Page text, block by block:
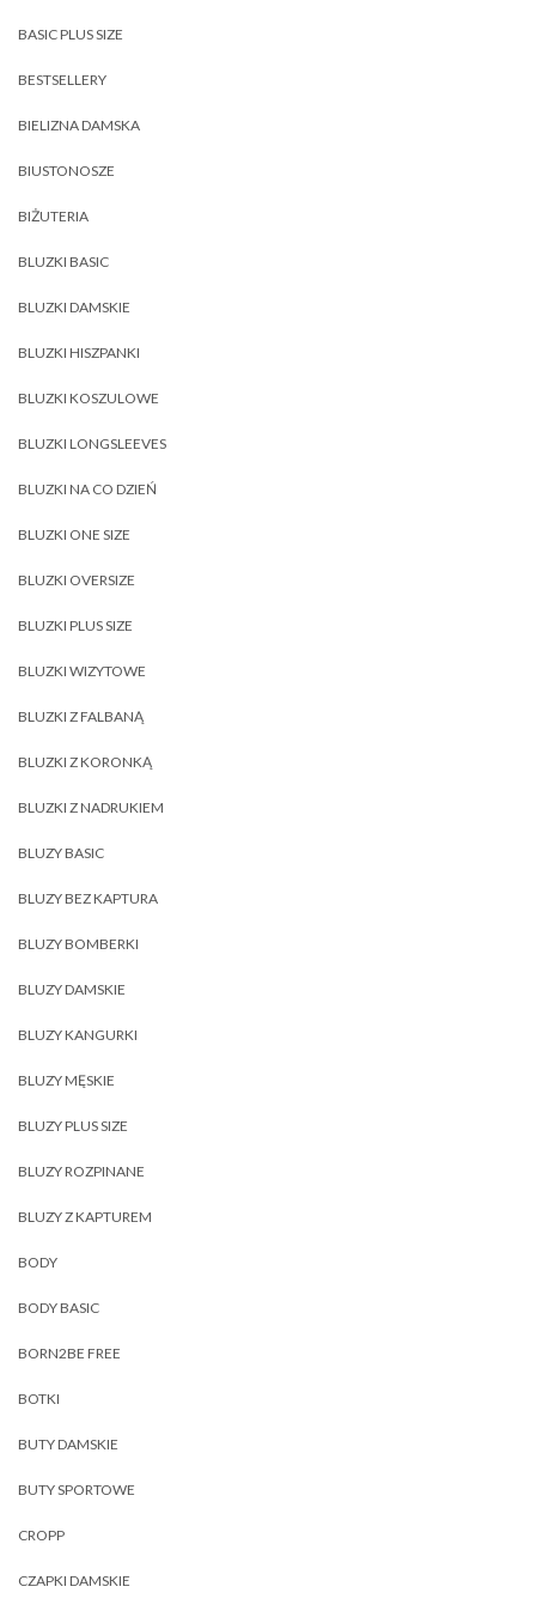
BASIC PLUS SIZE
BESTSELLERY
BIELIZNA DAMSKA
BIUSTONOSZE
BIŻUTERIA
BLUZKI BASIC
BLUZKI DAMSKIE
BLUZKI HISZPANKI
BLUZKI KOSZULOWE
BLUZKI LONGSLEEVES
BLUZKI NA CO DZIEŃ
BLUZKI ONE SIZE
BLUZKI OVERSIZE
BLUZKI PLUS SIZE
BLUZKI WIZYTOWE
BLUZKI Z FALBANĄ
BLUZKI Z KORONKĄ
BLUZKI Z NADRUKIEM
BLUZY BASIC
BLUZY BEZ KAPTURA
BLUZY BOMBERKI
BLUZY DAMSKIE
BLUZY KANGURKI
BLUZY MĘSKIE
BLUZY PLUS SIZE
BLUZY ROZPINANE
BLUZY Z KAPTUREM
BODY
BODY BASIC
BORN2BE FREE
BOTKI
BUTY DAMSKIE
BUTY SPORTOWE
CROPP
CZAPKI DAMSKIE